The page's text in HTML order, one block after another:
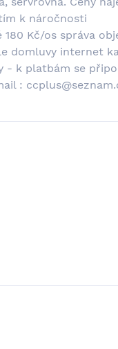
k náročnosti
Kč/os správa
domluvy internet
- k platbám se
: